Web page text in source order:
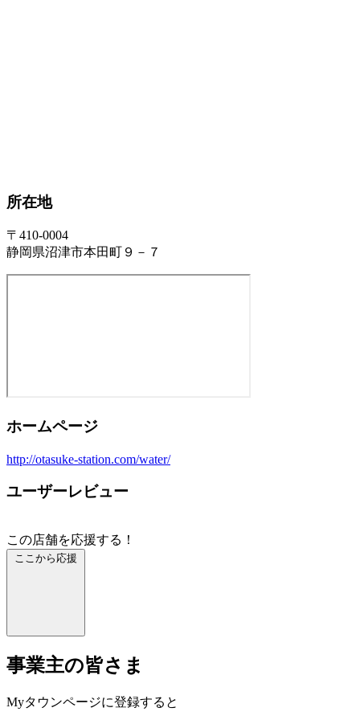
所在地
〒410-0004
静岡県沼津市本田町９－７
ホームページ
http://otasuke-station.com/water/
ユーザーレビュー
この店舗を応援する！
ここから応援
事業主の皆さま
Myタウンページに登録すると